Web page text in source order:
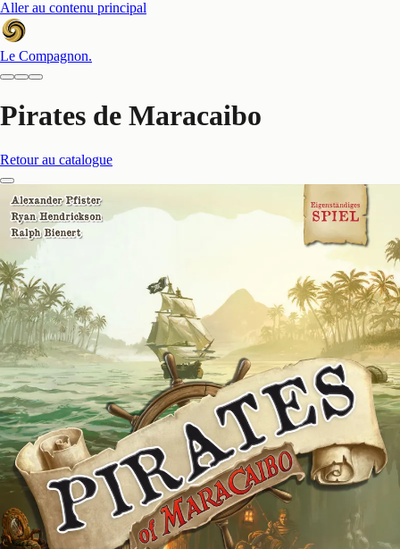
Aller au contenu principal
Le Compagnon.
Pirates de Maracaibo
Retour au catalogue